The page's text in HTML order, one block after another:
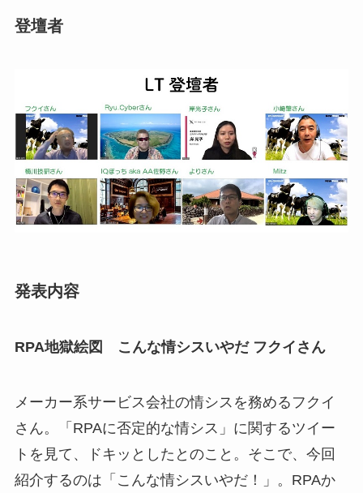
登壇者
発表内容
RPA地獄絵図 こんな情シスいやだ フクイさん
メーカー系サービス会社の情シスを務めるフクイ
さん。「RPAに否定的な情シス」に関するツイー
トを見て、ドキッとしたとのこと。そこで、今回
紹介するのは「こんな情シスいやだ！」。RPAか